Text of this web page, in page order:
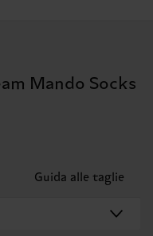
Mando Socks
Guida alle taglie